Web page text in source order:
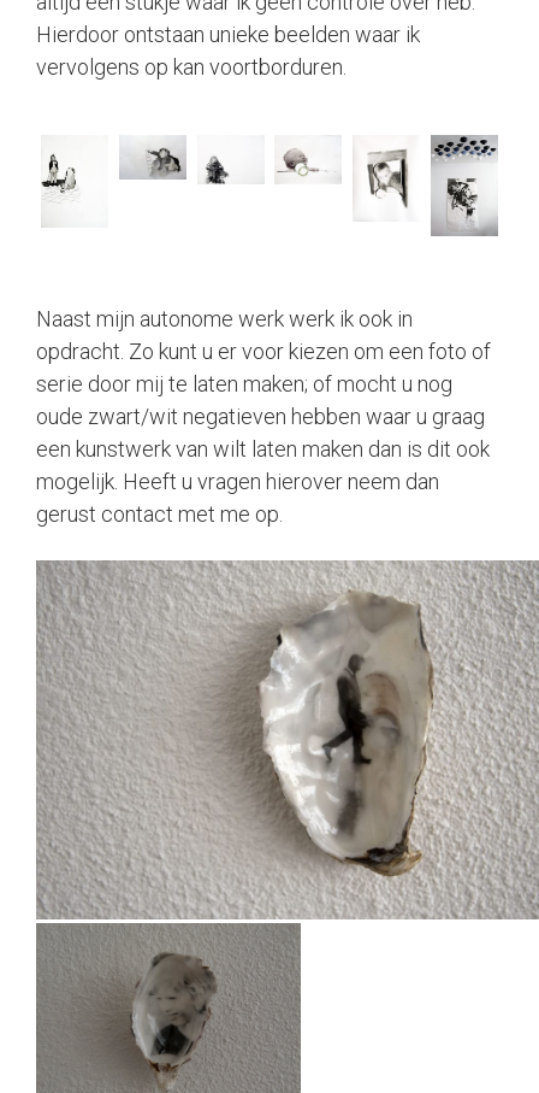
Hierdoor ontstaan unieke beelden waar ik
vervolgens op kan voortborduren.
Naast mijn autonome werk werk ik ook in
opdracht. Zo kunt u er voor kiezen om een foto of
serie door mij te laten maken; of mocht u nog
oude zwart/wit negatieven hebben waar u graag
een kunstwerk van wilt laten maken dan is dit ook
mogelijk. Heeft u vragen hierover neem dan
gerust contact met me op.